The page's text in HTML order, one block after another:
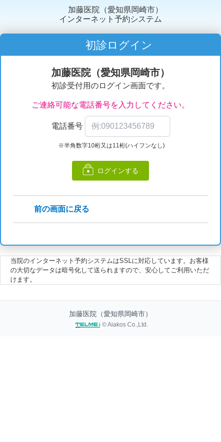
加藤医院（愛知県岡崎市）
インターネット予約システム
初診ログイン
加藤医院（愛知県岡崎市）
初診受付用のログイン画面です。
ご連絡可能な電話番号を入力してください。
電話番号
※半角数字10桁又は11桁(ハイフンなし)
ログインする
前の画面に戻る
当院のインターネット予約システムはSSLに対応しています。お客様
の大切なデータは暗号化して送られますので、安心してご利用いただ
けます。
加藤医院（愛知県岡崎市）
© Aiakos Co.,Ltd.